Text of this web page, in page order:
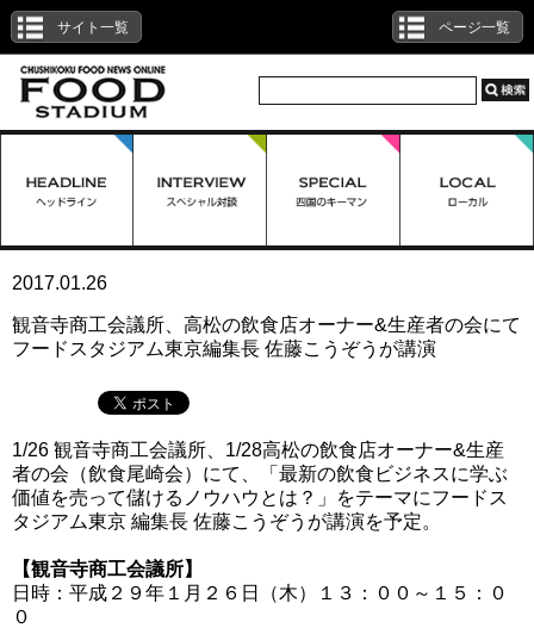
サイト一覧 ページ一覧
2017.01.26
観音寺商工会議所、高松の飲食店オーナー&生産者の会にて
フードスタジアム東京編集長 佐藤こうぞうが講演
1/26 観音寺商工会議所、1/28高松の飲食店オーナー&生産
者の会（飲食尾崎会）にて、「最新の飲食ビジネスに学ぶ
価値を売って儲けるノウハウとは？」をテーマにフードス
タジアム東京 編集長 佐藤こうぞうが講演を予定。
【観音寺商工会議所】
日時：平成２９年１月２６日（木）１３：００～１５：０
０